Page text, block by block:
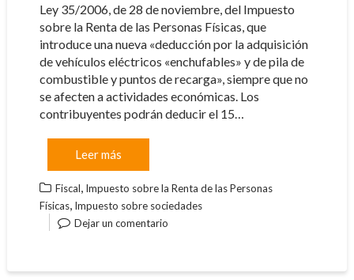
Ley 35/2006, de 28 de noviembre, del Impuesto
sobre la Renta de las Personas Físicas, que
introduce una nueva «deducción por la adquisición
de vehículos eléctricos «enchufables» y de pila de
combustible y puntos de recarga», siempre que no
se afecten a actividades económicas. Los
contribuyentes podrán deducir el 15…
Leer más
Fiscal, Impuesto sobre la Renta de las Personas
Físicas, Impuesto sobre sociedades
Dejar un comentario